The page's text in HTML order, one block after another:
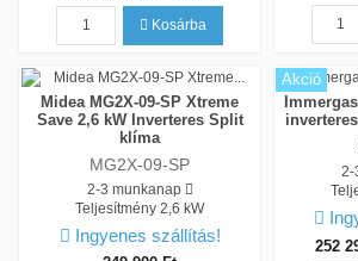
Kosárba
Midea MG2X-09-SP Xtreme
Save 2,6 kW Inverteres Split
klíma
MG2X-09-SP
2-3 munkanap
Teljesítmény2,6 kW
Ingyenes szállítás!
Akció
2-
252